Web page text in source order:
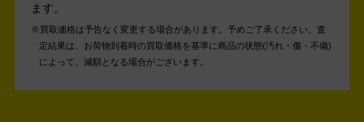
ます。
買取価格は予告なく変更する場合があります。予めご了承ください。 査
定結果は、お荷物到着時の買取価格を基準に商品の状態(汚れ・傷・不備)
によって、減額となる場合がございます。